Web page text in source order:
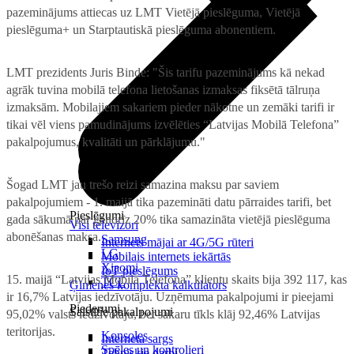
Pieslēgumi
Internets mājai ar 4G/5G rūteri
Mobilais internets iekārtās
IoT pieslēgums
Ģimenes komplekta kalkulators
Saistītie pakalpojumi
Interneta sargs
Visi televizori
Samsung
LG
Xiaomi
TCL
Piederumi
Konsoles
Spēles un kontrolieri
pazeminājums attiecas uz LMT Vietējā pieslēguma, Vietējā
pieslēguma+ un Starptautiskā pieslēguma abonentiem.
LMT prezidents Juris Binde: "Šis tarifu pazeminājums kā nekad
agrāk tuvina mobilā telefona lietošanas izmaksas fiksētā tālruņa
izmaksām. Mobilajiem sakariem pieder nākotne un zemāki tarifi ir
tikai vēl viens pamudinājums izvēlēties “Latvijas Mobilā Telefona”
pakalpojumus, kvalitāti un pārklājumu."
Šogad LMT jau trešo reizi samazina maksu par saviem
pakalpojumiem - 1. maijā tika pazemināti datu pārraides tarifi, bet
gada sākumā par gandrīz 20% tika samazināta vietējā pieslēguma
abonēšanas maksa.
15. maijā “Latvijas Mobilā Telefona” klientu skaits bija 392 117, kas
ir 16,7% Latvijas iedzīvotāju. Uzņēmuma pakalpojumi ir pieejami
95,02% valsts iedzīvotāju, bet sakaru tīkls klāj 92,46% Latvijas
teritorijas.